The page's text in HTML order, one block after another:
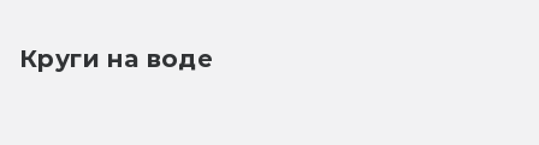
Круги на воде